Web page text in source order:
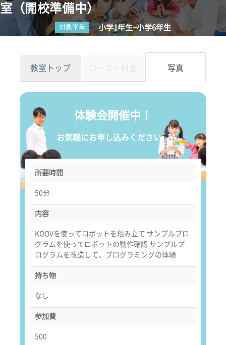
室（開校準備中）
対象学年 小学1年生~小学6年生
教室トップ コース・料金 写真
体験会開催中！
お気軽にお申し込みください。
所要時間
50分
内容
KOOVを使ってロボットを組み立て サンプルプロ
グラムを使ってロボットの動作確認 サンプルプ
ログラムを改造して、プログラミングの体験
持ち物
なし
参加費
500